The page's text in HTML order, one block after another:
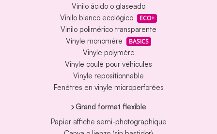
Vinilo ácido o glaseado
Vinilo blanco ecológico
ECO+
Vinilo polimérico transparente
Vinyle monomère
BASICS
Vinyle polymère
Vinyle coulé pour véhicules
Vinyle repositionnable
Fenêtres en vinyle microperforées
Grand format flexible
Papier affiche semi-photographique